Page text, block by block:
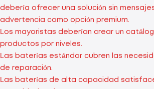
debería ofrecer una solución sin
advertencia como opción premium.
Los mayoristas deberían crear un
productos por niveles.
Las baterías estándar cubren las
de reparación.
Las baterías de alta capacidad